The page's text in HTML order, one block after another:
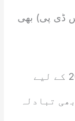
ڈی پی) بھی
اس کے علاوہ مالی سال 27-2026 کے لیے
تبادلہ